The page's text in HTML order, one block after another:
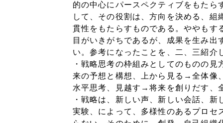
的の中心にパースペクティブをもた
して、その役割は、方向を決める、
貫性をもたらすものである。ややもす
目がいきがちであるが、成果を生み
い。参考になったことを、二、三紹介
・戦略思考の枠組みとしてのものの
来の予想と構想、上から見る→全体
水平思考、見越す→将来を創りだす、
・戦略は、新しい声、新しい会話、
実験、によって、多様性のあるプロセ